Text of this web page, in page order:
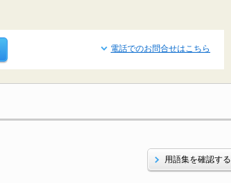
電話でのお問合せはこちら
用語集を確認する